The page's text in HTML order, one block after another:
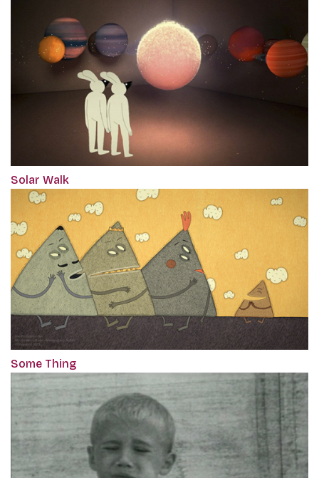
Solar Walk
Some Thing